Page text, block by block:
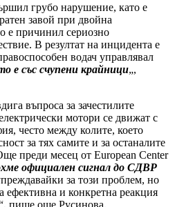
грубо нарушение, като е
завой при двойна
е причинил сериозно
В резултат на инцидента е
водач управлявал
е със счупени крайници„,
въпроса за зачестилите
мотори се движат с
често между колите, което
за тях самите и за останалите
преди месец от European Center
официален сигнал до СДВР
за този проблем, но
ефективна и конкретна реакция
пише още Русинова.